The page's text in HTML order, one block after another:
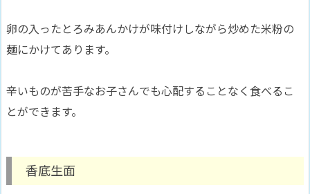
卵の入ったとろみあんかけが味付けしながら炒めた米粉の
麺にかけてあります。
辛いものが苦手なお子さんでも心配することなく食べるこ
とができます。
香底生面